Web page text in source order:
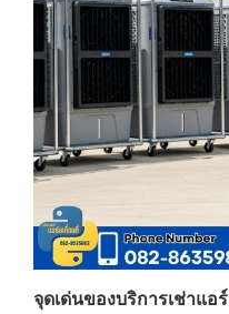
จุดเด่นของบริการเช่าแอ